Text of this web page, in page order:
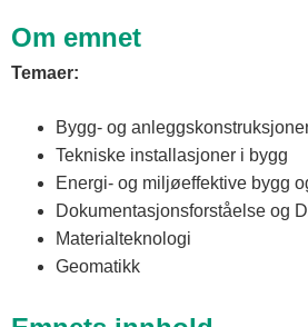
Om emnet
Temaer:
Bygg- og
Tekniske installasjoner i bygg
Energi- og miljøeffektive bygg
Dokumentasjonsforståelse og
Materialteknologi
Geomatikk